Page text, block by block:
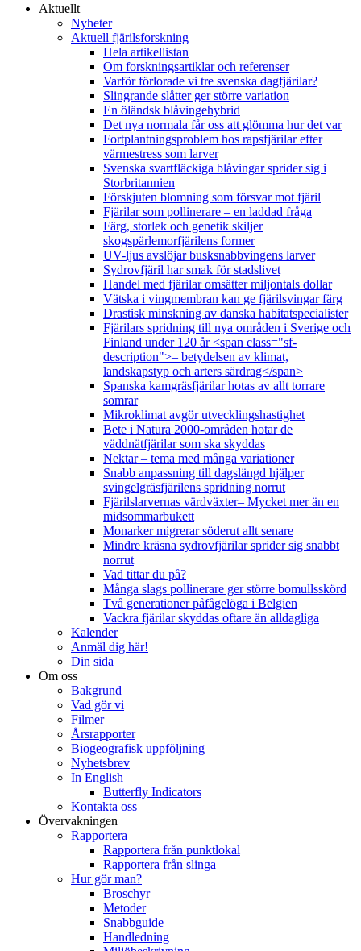
Aktuellt
Nyheter
Aktuell fjärilsforskning
Hela artikellistan
Om forskningsartiklar och referenser
Varför förlorade vi tre svenska dagfjärilar?
Slingrande slåtter ger större variation
En öländsk blåvingehybrid
Det nya normala får oss att glömma hur det var
Fortplantningsproblem hos rapsfjärilar efter
värmestress som larver
Svenska svartfläckiga blåvingar sprider sig i
Storbritannien
Förskjuten blomning som försvar mot fjäril
Fjärilar som pollinerare – en laddad fråga
Färg, storlek och genetik skiljer
skogspärlemorfjärilens former
UV-ljus avslöjar busksnabbvingens larver
Sydrovfjäril har smak för stadslivet
Handel med fjärilar omsätter miljontals dollar
Vätska i vingmembran kan ge fjärilsvingar färg
Drastisk minskning av danska habitatspecialister
Fjärilars spridning till nya områden i Sverige och
Finland under 120 år <span class="sf-
description">– betydelsen av klimat,
landskapstyp och arters särdrag</span>
Spanska kamgräsfjärilar hotas av allt torrare
somrar
Mikroklimat avgör utvecklingshastighet
Bete i Natura 2000-områden hotar de
väddnätfjärilar som ska skyddas
Nektar – tema med många variationer
Snabb anpassning till dagslängd hjälper
svingelgräsfjärilens spridning norrut
Fjärilslarvernas värdväxter– Mycket mer än en
midsommarbukett
Monarker migrerar söderut allt senare
Mindre kräsna sydrovfjärilar sprider sig snabbt
norrut
Vad tittar du på?
Många slags pollinerare ger större bomullsskörd
Två generationer påfågelöga i Belgien
Vackra fjärilar skyddas oftare än alldagliga
Kalender
Anmäl dig här!
Din sida
Om oss
Bakgrund
Vad gör vi
Filmer
Årsrapporter
Biogeografisk uppföljning
Nyhetsbrev
In English
Butterfly Indicators
Kontakta oss
Övervakningen
Rapportera
Rapportera från punktlokal
Rapportera från slinga
Hur gör man?
Broschyr
Metoder
Snabbguide
Handledning